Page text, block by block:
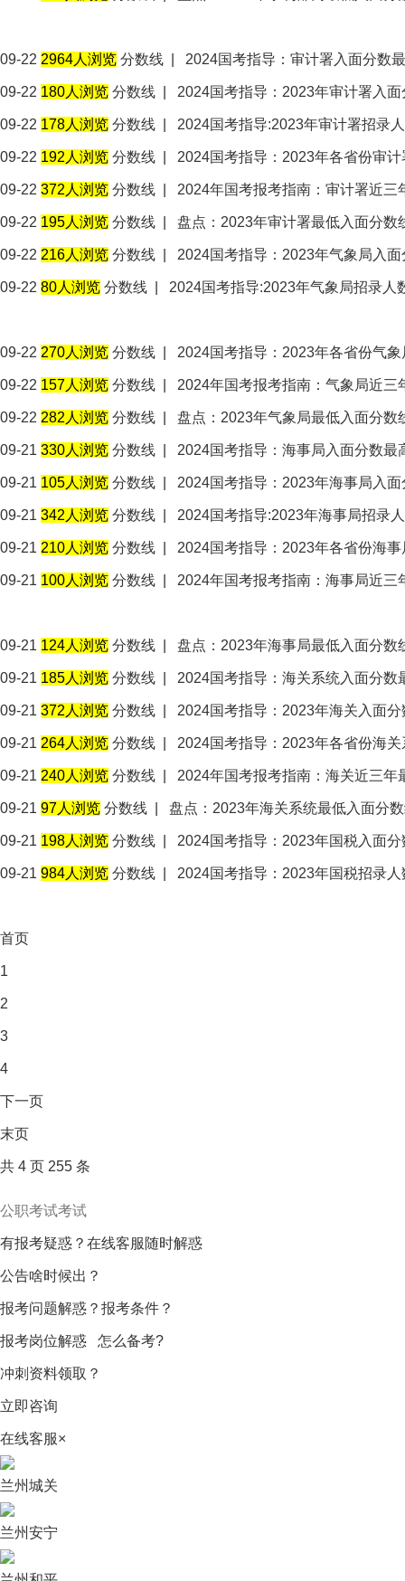
09-22 2964人浏览 分数线 2024国考指导：审计署入面分数
09-22 180人浏览 分数线 2024国考指导：2023年审计署入
09-22 178人浏览 分数线 2024国考指导:2023年审计署招录
09-22 192人浏览 分数线 2024国考指导：2023年各省份审
09-22 372人浏览 分数线 2024年国考报考指南：审计署近三
09-22 195人浏览 分数线 盘点：2023年审计署最低入面分数
09-22 216人浏览 分数线 2024国考指导：2023年气象局入
09-22 80人浏览 分数线 2024国考指导:2023年气象局招录人
09-22 270人浏览 分数线 2024国考指导：2023年各省份气
09-22 157人浏览 分数线 2024年国考报考指南：气象局近三
09-22 282人浏览 分数线 盘点：2023年气象局最低入面分数
09-21 330人浏览 分数线 2024国考指导：海事局入面分数最
09-21 105人浏览 分数线 2024国考指导：2023年海事局入
09-21 342人浏览 分数线 2024国考指导:2023年海事局招录
09-21 210人浏览 分数线 2024国考指导：2023年各省份海
09-21 100人浏览 分数线 2024年国考报考指南：海事局近三
09-21 124人浏览 分数线 盘点：2023年海事局最低入面分数
09-21 185人浏览 分数线 2024国考指导：海关系统入面分数
09-21 372人浏览 分数线 2024国考指导：2023年海关入面
09-21 264人浏览 分数线 2024国考指导：2023年各省份海
09-21 240人浏览 分数线 2024年国考报考指南：海关近三年
09-21 97人浏览 分数线 盘点：2023年海关系统最低入面分
09-21 198人浏览 分数线 2024国考指导：2023年国税入面
09-21 984人浏览 分数线 2024国考指导：2023年国税招录
首页
1
2
3
4
下一页
末页
共 4 页 255 条
有报考疑惑？在线客服随时解惑
公告啥时候出？
报考问题解惑？报考条件？
报考岗位解惑 怎么备考?
冲刺资料领取？
立即咨询
在线客服×
兰州城关
兰州安宁